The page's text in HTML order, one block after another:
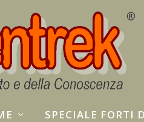
SPECIALE FORTI